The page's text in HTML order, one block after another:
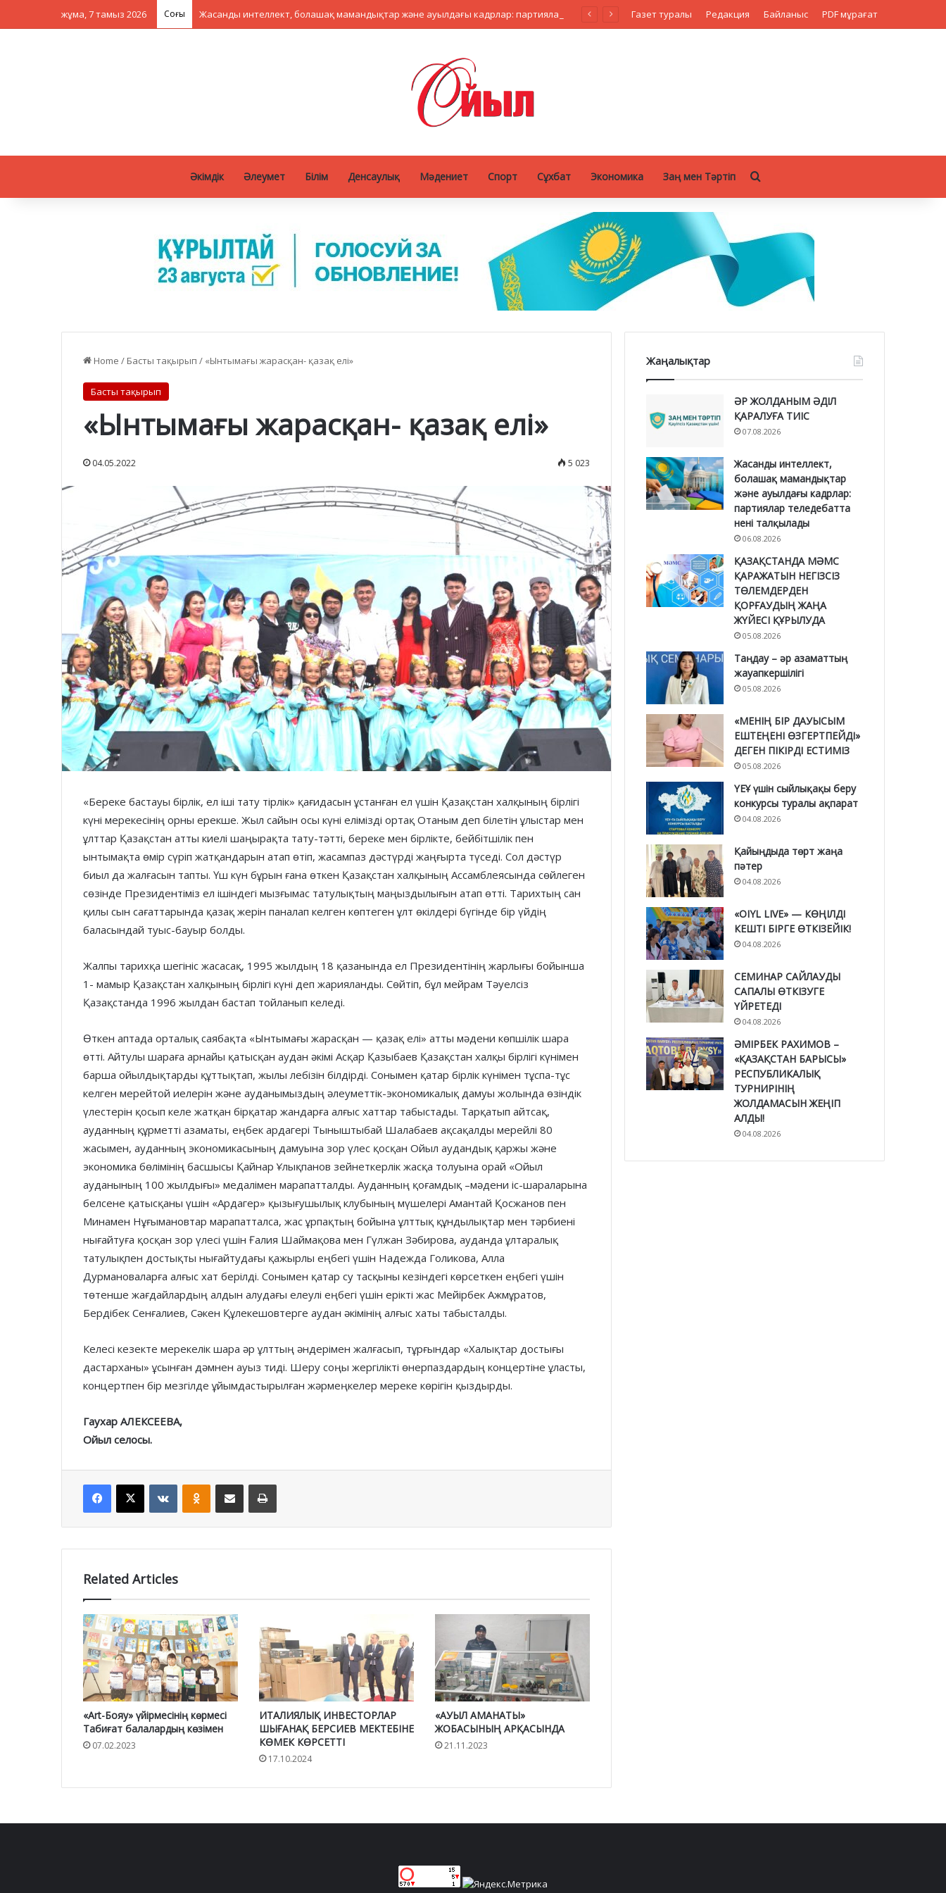
жұма, 7 тамыз 2026 Соңғы Газет туралы Редакция Байланыс PDF мұрағат
Әкімдік Әлеумет Білім Денсаулық Мәдениет Спорт Сұхбат Экономика Заң мен Тәртіп
Home / Басты тақырып / «Ынтымағы жарасқан- қазақ елі»
Басты тақырып
«Ынтымағы жарасқан- қазақ елі»
04.05.2022 5 023
«Береке бастауы бірлік, ел іші тату тірлік» қағидасын ұстанған ел үшін Қазақстан халқының бірлігі
күні мерекесінің орны ерекше. Жыл сайын осы күні елімізді ортақ Отаным деп білетін ұлыстар мен
ұлттар Қазақстан атты киелі шаңырақта тату-тәтті, береке мен бірлікте, бейбітшілік пен
ынтымақта өмір сүріп жатқандарын атап өтіп, жасампаз дәстүрді жаңғырта түседі. Сол дәстүр
биыл да жалғасын тапты. Үш күн бұрын ғана өткен Қазақстан халқының Ассамблеясында сөйлеген
сөзінде Президентіміз ел ішіндегі мызғымас татулықтың маңыздылығын атап өтті. Тарихтың сан
қилы сын сағаттарында қазақ жерін паналап келген көптеген ұлт өкілдері бүгінде бір үйдің
баласындай туыс-бауыр болды.
Жалпы тарихқа шегініс жасасақ, 1995 жылдың 18 қазанында ел Президентінің жарлығы бойынша
1- мамыр Қазақстан халқының бірлігі күні деп жарияланды. Сөйтіп, бұл мейрам Тәуелсіз
Қазақстанда 1996 жылдан бастап тойланып келеді.
Өткен аптада орталық саябақта «Ынтымағы жарасқан — қазақ елі» атты мәдени көпшілік шара
өтті. Айтулы шараға арнайы қатысқан аудан әкімі Асқар Қазыбаев Қазақстан халқы бірлігі күнімен
барша ойылдықтарды құттықтап, жылы лебізін білдірді. Сонымен қатар бірлік күнімен тұспа-тұс
келген мерейтой иелерін және ауданымыздың әлеуметтік-экономикалық дамуы жолында өзіндік
үлестерін қосып келе жатқан бірқатар жандарға алғыс хаттар табыстады. Тарқатып айтсақ,
ауданның құрметті азаматы, еңбек ардагері Тыныштыбай Шалабаев ақсақалды мерейлі 80
жасымен, ауданның экономикасының дамуына зор үлес қосқан Ойыл аудандық қаржы және
экономика бөлімінің басшысы Қайнар Ұлықпанов зейнеткерлік жасқа толуына орай «Ойыл
ауданының 100 жылдығы» медалімен марапатталды. Ауданның қоғамдық –мәдени іс-шараларына
белсене қатысқаны үшін «Ардагер» қызығушылық клубының мүшелері Амантай Қосжанов пен
Минамен Нұғымановтар марапатталса, жас ұрпақтың бойына ұлттық құндылықтар мен тәрбиені
нығайтуға қосқан зор үлесі үшін Ғалия Шаймақова мен Гүлжан Зәбирова, ауданда ұлтаралық
татулықпен достықты нығайтудағы қажырлы еңбегі үшін Надежда Голикова, Алла
Дурмановаларға алғыс хат берілді. Сонымен қатар су тасқыны кезіндегі көрсеткен еңбегі үшін
төтенше жағдайлардың алдын алудағы елеулі еңбегі үшін ерікті жас Мейірбек Ажмұратов,
Бердібек Сенғалиев, Сәкен Құлекешовтерге аудан әкімінің алғыс хаты табысталды.
Келесі кезекте мерекелік шара әр ұлттың әндерімен жалғасып, тұрғындар «Халықтар достығы
дастарханы» ұсынған дәмнен ауыз тиді. Шеру соңы жергілікті өнер­паз­дар­дың концертіне ұлас­ты,
кон­цертпен бір мезгілде ұйым­дас­тырыл­ған жәрмеңке­лер мереке көрігін қыз­­дырды.
Гаухар АЛЕКСЕЕВА,
Ойыл селосы.
Facebook
X VKontakteOdnoklassniki
Share via Email Print
Related Articles
«Art-Бояу» үйірмесінің көрмесі
Табиғат балалардың көзімен
07.02.2023
ИТАЛИЯЛЫҚ ИНВЕСТОРЛАР
ШЫҒАНАҚ БЕРСИЕВ МЕКТЕБІНЕ
КӨМЕК КӨРСЕТТІ
17.10.2024
«АУЫЛ АМАНАТЫ»
ЖОБАСЫНЫҢ АРҚАСЫНДА
21.11.2023
Жаңалықтар
ӘР ЖОЛДАНЫМ ӘДІЛ
ҚАРАЛУҒА ТИІС
07.08.2026
Жасанды интеллект,
болашақ мамандықтар
және ауылдағы кадрлар:
партиялар теледебатта
нені талқылады
06.08.2026
ҚАЗАҚСТАНДА МӘМС
ҚАРАЖАТЫН НЕГІЗСІЗ
ТӨЛЕМДЕРДЕН
ҚОРҒАУДЫҢ ЖАҢА
ЖҮЙЕСІ ҚҰРЫЛУДА
05.08.2026
Таңдау – әр азаматтың
жауапкершілігі
05.08.2026
«МЕНІҢ БІР ДАУЫСЫМ
ЕШТЕҢЕНІ ӨЗГЕРТПЕЙДІ»
ДЕГЕН ПІКІРДІ ЕСТИМІЗ
05.08.2026
ҮЕҰ үшін сыйлықақы беру
конкурсы туралы ақпарат
04.08.2026
Қайыңдыда төрт жаңа
пәтер
04.08.2026
«OIYL LIVE» — КӨҢІЛДІ
КЕШТІ БІРГЕ ӨТКІЗЕЙІК!
04.08.2026
СЕМИНАР САЙЛАУДЫ
САПАЛЫ ӨТКІЗУГЕ
ҮЙРЕТЕДІ
04.08.2026
ӘМІРБЕК РАХИМОВ –
«ҚАЗАҚСТАН БАРЫСЫ»
РЕСПУБЛИКАЛЫҚ
ТУРНИРІНІҢ
ЖОЛДАМАСЫН ЖЕҢІП
АЛДЫ!
04.08.2026